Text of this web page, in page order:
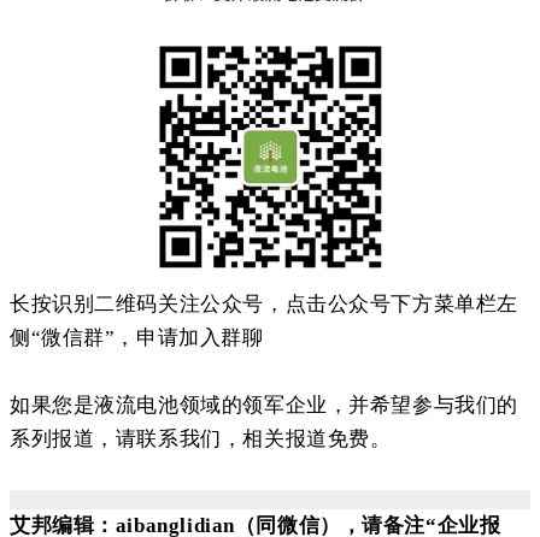
长按识别二维码关注公众号，点击公众号下方菜单栏左
侧“微信群”，申请加入群聊
如果您是液流电池领域的领军企业，并希望参与我们的
系列报道，请联系我们，相关报道免费。
艾邦编辑：aibanglidian（同微信），请备注“企业报